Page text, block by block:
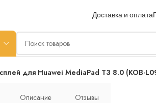
Доставка и оплата
для Huawei MediaPad T3 8.0 (KOB-
Описание Отзывы